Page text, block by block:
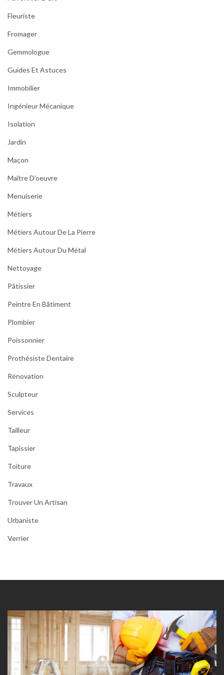
Fleuriste
Fromager
Gemmologue
Guides Et Astuces
Immobilier
Ingénieur Mécanique
Isolation
Jardin
Maçon
Maître D'oeuvre
Menuiserie
Métiers
Métiers Autour De La Pierre
Métiers Autour Du Métal
Nettoyage
Pâtissier
Peintre En Bâtiment
Plombier
Poissonnier
Prothésiste Dentaire
Rénovation
Sculpteur
Services
Tailleur
Tapissier
Toiture
Travaux
Trouver Un Artisan
Urbaniste
Verrier